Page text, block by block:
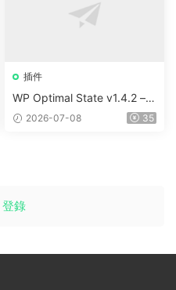
插件
WP Optimal State v1.4.2 –
WordPress 優化、清理和安
2026-07-08 35
登錄